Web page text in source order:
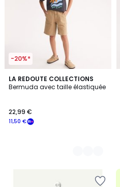
-20%*
LA REDOUTE COLLECTIONS
Bermuda avec taille élastiquée
11,50 €
22,99 €
3
Couleurs